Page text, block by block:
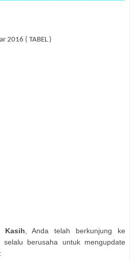
2016 ( TABEL )
Kasih , Anda telah berkunjung ke
berusaha untuk mengupdate